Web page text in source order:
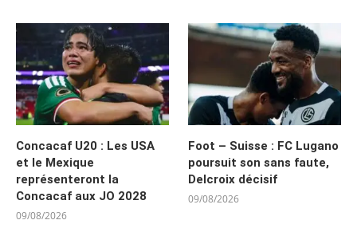
Concacaf U20 : Les USA
et le Mexique
représenteront la
Concacaf aux JO 2028
09/08/2026
Foot – Suisse : FC Lugano
poursuit son sans faute,
Delcroix décisif
09/08/2026